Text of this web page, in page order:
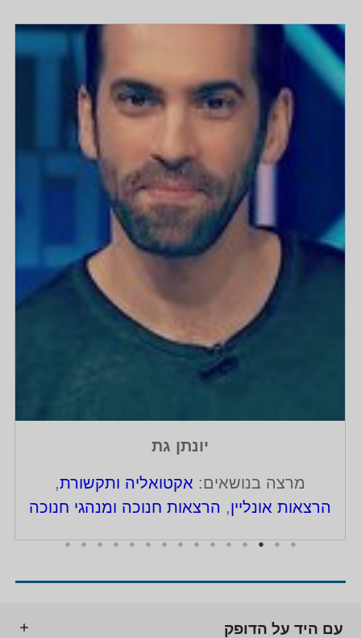
יונתן גת
מרצה בנושאים: אקטואליה ותקשורת,
הרצאות אונליין, הרצאות חנוכה ומנהגי חנוכה
עם היד על הדופק